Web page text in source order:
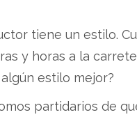
tiene un estilo.
y horas a la
estilo mejor?
partidarios de